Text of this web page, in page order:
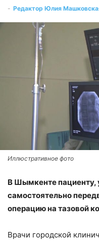
- Редактор Юлия
Иллюстративное фото
В Шымкенте пациенту,
самостоятельно
операцию на тазовой
Врачи городской